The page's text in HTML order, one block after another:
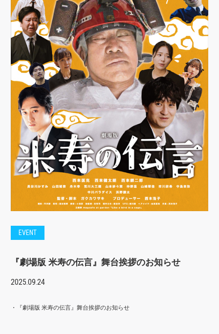
EVENT
『劇場版 米寿の伝言』舞台挨拶のお知らせ
2025.09.24
・『劇場版 米寿の伝言』舞台挨拶のお知らせ